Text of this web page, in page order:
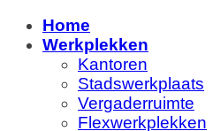
Home
Werkplekken
Kantoren
Stadswerkplaats
Vergaderruimte
Flexwerkplekken